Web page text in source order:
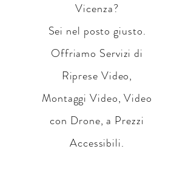
Vicenza?
Sei nel posto giusto.
Offriamo Servizi di
Riprese Video,
Montaggi Video, Video
con Drone, a Prezzi
Accessibili.